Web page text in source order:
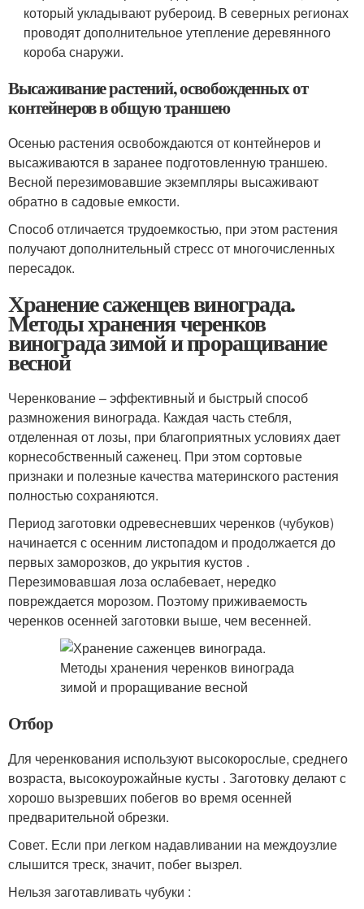
который укладывают рубероид. В северных регионах
проводят дополнительное утепление деревянного
короба снаружи.
Высаживание растений, освобожденных от
контейнеров в общую траншею
Осенью растения освобождаются от контейнеров и
высаживаются в заранее подготовленную траншею.
Весной перезимовавшие экземпляры высаживают
обратно в садовые емкости.
Способ отличается трудоемкостью, при этом растения
получают дополнительный стресс от многочисленных
пересадок.
Хранение саженцев винограда.
Методы хранения черенков
винограда зимой и проращивание
весной
Черенкование – эффективный и быстрый способ
размножения винограда. Каждая часть стебля,
отделенная от лозы, при благоприятных условиях дает
корнесобственный саженец. При этом сортовые
признаки и полезные качества материнского растения
полностью сохраняются.
Период заготовки одревесневших черенков (чубуков)
начинается с осенним листопадом и продолжается до
первых заморозков, до укрытия кустов .
Перезимовавшая лоза ослабевает, нередко
повреждается морозом. Поэтому приживаемость
черенков осенней заготовки выше, чем весенней.
Отбор
Для черенкования используют высокорослые, среднего
возраста, высокоурожайные кусты . Заготовку делают с
хорошо вызревших побегов во время осенней
предварительной обрезки.
Совет. Если при легком надавливании на междоузлие
слышится треск, значит, побег вызрел.
Нельзя заготавливать чубуки :